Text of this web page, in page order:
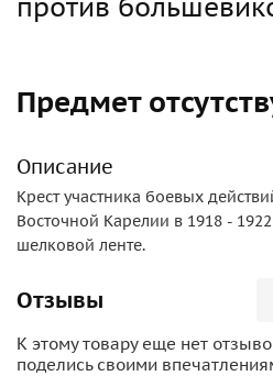
против
Предмет
Описание
Крест участника боевых
Восточной Карелии в 1918 -
шелковой ленте.
Отзывы
К этому товару еще нет
поделись своими